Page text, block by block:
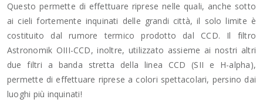
Questo permette di effettuare riprese nelle quali, anche sotto
ai cieli fortemente inquinati delle grandi città, il solo limite è
costituito dal rumore termico prodotto dal CCD. Il filtro
Astronomik OIII-CCD, inoltre, utilizzato assieme ai nostri altri
due filtri a banda stretta della linea CCD (SII e H-alpha),
permette di effettuare riprese a colori spettacolari, persino dai
luoghi più inquinati!